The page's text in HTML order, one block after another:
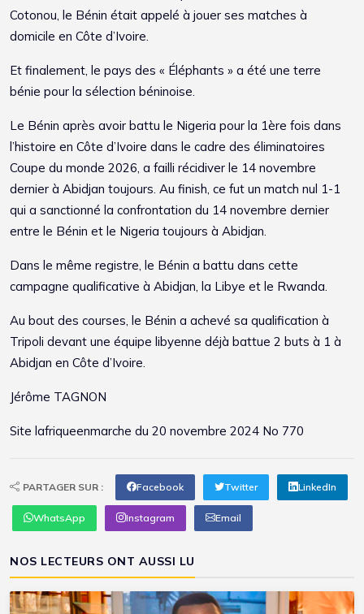
Cotonou, le Bénin était appelé à jouer ses matches à
domicile en Côte d’Ivoire.
Et finalement, le pays des « Éléphants » a été une terre
bénie pour la sélection béninoise.
Le Bénin après avoir battu le Nigeria pour la 1ère fois dans
l’histoire en Côte d’Ivoire dans le cadre des éliminatoires
Coupe du monde 2026, a failli récidiver le 14 novembre
dernier à Abidjan toujours. Au finish, ce fut un match nul 1-1
qui a sanctionné la confrontation du 14 novembre dernier
entre le Bénin et le Nigeria toujours à Abidjan.
Dans le même registre, le Bénin a battu dans cette
campagne qualificative à Abidjan, la Libye et le Rwanda.
Au bout des courses, le Bénin a achevé sa qualification à
Tripoli devant une équipe libyenne déjà battue 2 buts à 1 à
Abidjan en Côte d’Ivoire.
Jérôme TAGNON
Site lafriqueenmarche du 20 novembre 2024 No 770
PARTAGER SUR : Facebook Twitter LinkedIn
WhatsApp Instagram Email
NOS LECTEURS ONT AUSSI LU